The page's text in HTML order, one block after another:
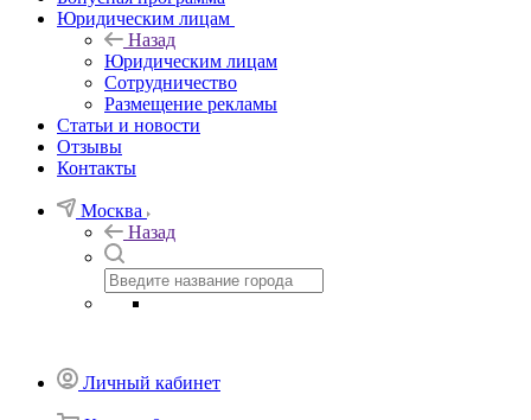
Юридическим лицам
Назад
Юридическим лицам
Сотрудничество
Размещение рекламы
Статьи и новости
Отзывы
Контакты
Москва
Назад
Личный кабинет